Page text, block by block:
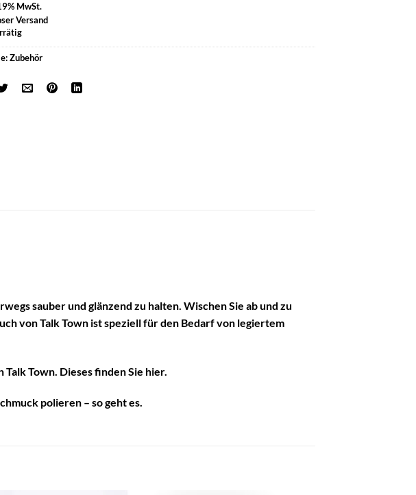
MwSt.
Versand
Zubehör
sauber und glänzend zu halten. Wischen Sie ab und zu
von Talk Town ist speziell für den Bedarf von legiertem
Town. Dieses finden Sie hier.
polieren – so geht es.